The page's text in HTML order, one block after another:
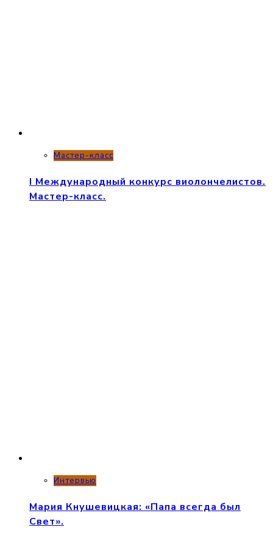
Мастер-класс
I Международный конкурс виолончелистов.
Мастер-класс.
Интервью
Мария Кнушевицкая: «Папа всегда был
Свет».